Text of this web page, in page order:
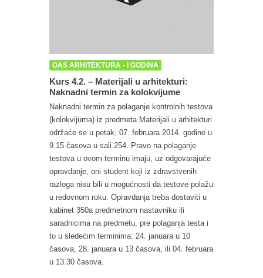
OAS ARHITEKTURA - I GODINA
Kurs 4.2. – Materijali u arhitekturi:
Naknadni termin za kolokvijume
Naknadni termin za polaganje kontrolnih testova
(kolokvijuma) iz predmeta Materijali u arhitekturi
održaće se u petak, 07. februara 2014. godine u
9.15 časova u sali 254. Pravo na polaganje
testova u ovom terminu imaju, uz odgovarajuće
opravdanje, oni student koji iz zdravstvenih
razloga nisu bili u mogućnosti da testove polažu
u redovnom roku. Opravdanja treba dostaviti u
kabinet 350a predmetnom nastavniku ili
saradnicima na predmetu, pre polaganja testa i
to u sledećim terminima: 24. januara u 10
časova, 28. januara u 13 časova, ili 04. februara
u 13.30 časova.